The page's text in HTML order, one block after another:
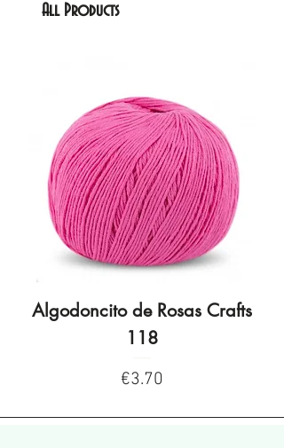
All Products
Algodoncito de Rosas Crafts
118
Price
€3.70